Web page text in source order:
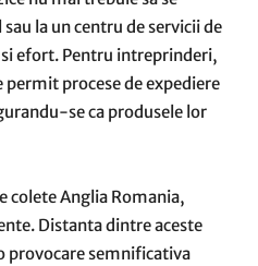
la un centru de servicii de
efort. Pentru intreprinderi,
procese de expediere
se ca produsele lor
colete Anglia Romania,
Distanta dintre aceste
provocare semnificativa